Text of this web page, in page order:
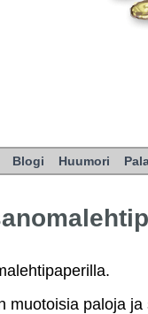
Blogi Huumori
muotoisia paloja